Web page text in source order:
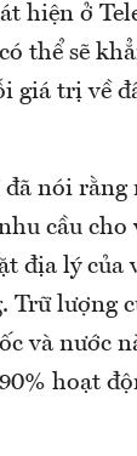
hiện ở
thể sẽ
giá trị về
nói rằng
cầu
địa lý của
lượng
và nước
hoạt